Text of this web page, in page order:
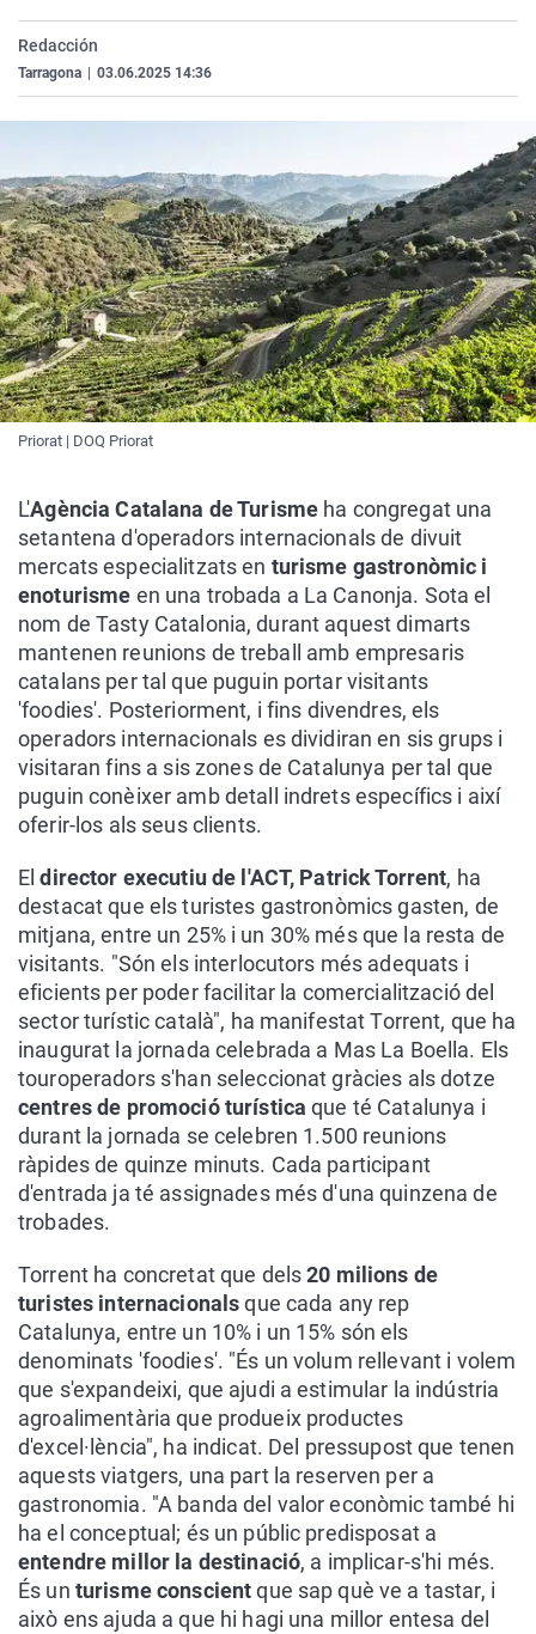
La rosa de los vientos
Como el perro y el
Caso
Equipo de
Operación Viuda
Extremadura
La Rioja
País Vasco
Virales
Elecciones
Redacción
Tarragona 03.06.2025 14:36
Priorat | DOQ Priorat
L'Agència Catalana de Turisme ha congregat una
setantena d'operadors internacionals de divuit
mercats especialitzats en turisme gastronòmic i
enoturisme en una trobada a La Canonja. Sota el
nom de Tasty Catalonia, durant aquest dimarts
mantenen reunions de treball amb empresaris
catalans per tal que puguin portar visitants
'foodies'. Posteriorment, i fins divendres, els
operadors internacionals es dividiran en sis grups i
visitaran fins a sis zones de Catalunya per tal que
puguin conèixer amb detall indrets específics i així
oferir-los als seus clients.
Eldirector executiu de l'ACT, Patrick Torrent, ha
destacat que els turistes gastronòmics gasten, de
mitjana, entre un 25% i un 30% més que la resta de
visitants. "Són els interlocutors més adequats i
eficients per poder facilitar la comercialització del
sector turístic català", ha manifestat Torrent, que ha
inaugurat la jornada celebrada a Mas La Boella. Els
touroperadors s'han seleccionat gràcies als dotze
centres de promoció turística que té Catalunya i
durant la jornada se celebren 1.500 reunions
ràpides de quinze minuts. Cada participant
d'entrada ja té assignades més d'una quinzena de
trobades.
Torrent ha concretat que dels20 milions de
turistes internacionalsque cada any rep
Catalunya, entre un 10% i un 15% són els
denominats 'foodies'. "És un volum rellevant i volem
que s'expandeixi, que ajudi a estimular la indústria
agroalimentària que produeix productes
d'excel·lència", ha indicat. Del pressupost que tenen
aquests viatgers, una part la reserven per a
gastronomia. "A banda del valor econòmic també hi
ha el conceptual; és un públic predisposat a
entendre millor la destinació, a implicar-s'hi més.
És un turisme conscientque sap què ve a tastar, i
això ens ajuda a que hi hagi una millor entesa del